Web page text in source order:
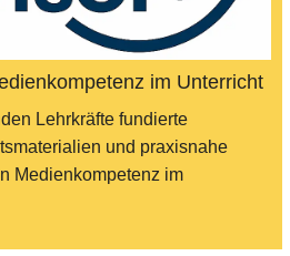
im Unterricht
Lehrkräfte fundierte
und praxisnahe
Medienkompetenz im